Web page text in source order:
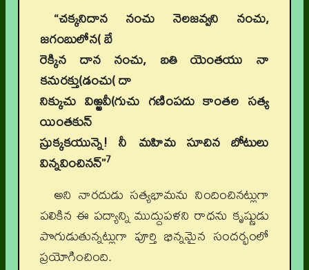
“చక్కనిదాన నంచు నెలజవ్వని నంచు,
జగంబులోన( బే
రెక్కిన దాన నంచు, బతి యెంతయు నా
కనురక్తు(డంచు( దా
నిక్కుచు విఱ్ఱవీ(గుచు గణింపదు కాంతల సత్య
యింతకున్
స్రుక్కకయున్నె! నీ మహిమ సూచిన బోటులు
విన్నవించినన్”7
అని నారదుడు సత్యభామను నిందించినట్లుగా
పలికిన ఈ పద్యాన్ని ముద్దుపళని రాధను కృష్ణుడు
పొగుడుతున్నట్లుగా పూర్తి భిన్నమైన సందర్భంలో
ప్రయోగించింది.